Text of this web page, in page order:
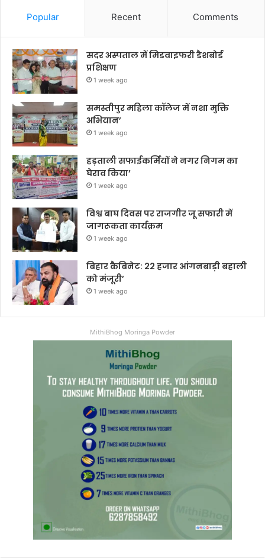
Popular Recent Comments
सदर अस्पताल में मिडवाइफरी डैशबोर्ड
प्रशिक्षण
1 week ago
समस्तीपुर महिला कॉलेज में नशा मुक्ति
अभियान’
1 week ago
हड़ताली सफाईकर्मियों ने नगर निगम का
घेराव किया’
1 week ago
विश्व बाघ दिवस पर राजगीर जू सफारी में
जागरूकता कार्यक्रम
1 week ago
बिहार कैबिनेट: 22 हजार आंगनबाड़ी बहाली
को मंजूरी’
1 week ago
MithiBhog Moringa Powder